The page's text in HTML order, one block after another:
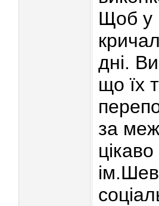
Щоб у
дні.
що їх
за